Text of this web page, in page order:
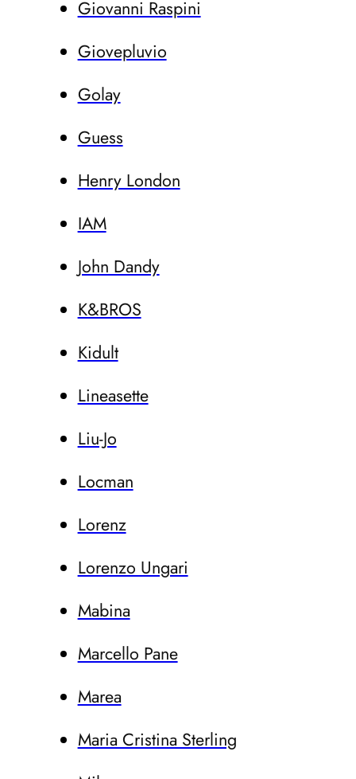
Giovanni Raspini
Giovepluvio
Golay
Guess
Henry London
IAM
John Dandy
K&BROS
Kidult
Lineasette
Liu-Jo
Locman
Lorenz
Lorenzo Ungari
Mabina
Marcello Pane
Marea
Maria Cristina Sterling